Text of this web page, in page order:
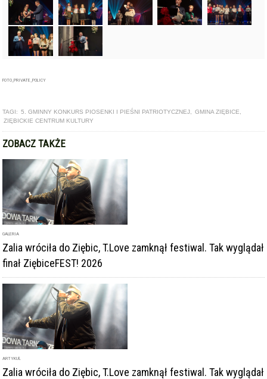
FOTO_PRIVATE_POLICY
TAGI: 5. GMINNY KONKURS PIOSENKI I PIEŚNI PATRIOTYCZNEJ GMINA ZIĘBICE
ZIĘBICKIE CENTRUM KULTURY
ZOBACZ TAKŻE
GALERIA
Zalia wróciła do Ziębic, T.Love zamknął festiwal. Tak wyglądał
finał ZiębiceFEST! 2026
ARTYKUŁ
Zalia wróciła do Ziębic, T.Love zamknął festiwal. Tak wyglądał